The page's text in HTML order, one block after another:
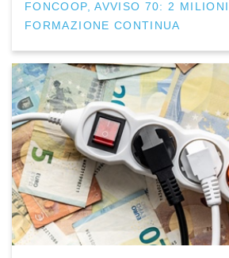
FONCOOP, AVVISO 70: 2
FORMAZIONE CONTINUA